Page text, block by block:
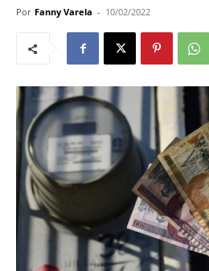
Por Fanny Varela - 10/02/2022